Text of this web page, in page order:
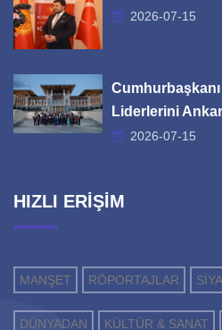
2026-07-15
Liderlerini
2026-07-15
HIZLI ERİŞİM
MANŞET RÖPORTAJLAR
DÜNYADAN KÜLTÜR & SANAT